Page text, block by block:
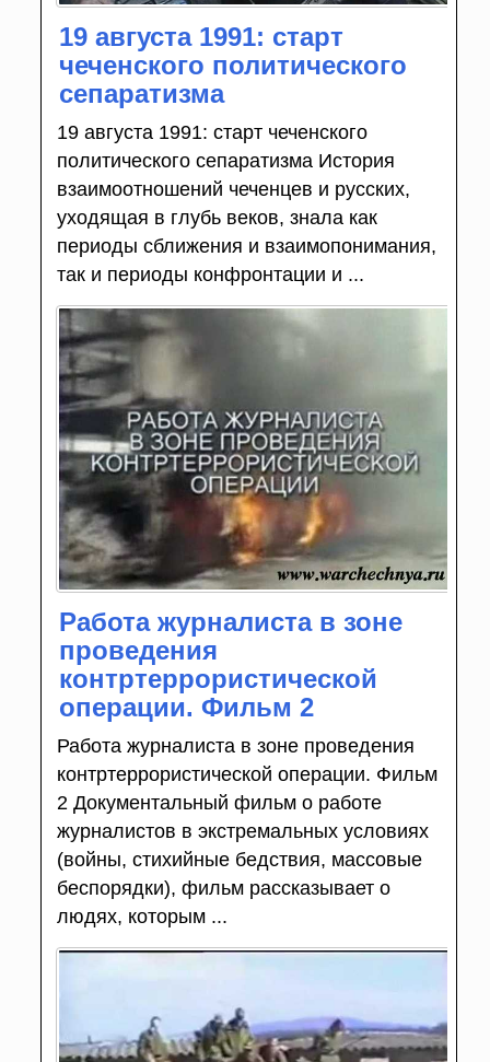
19 августа 1991: старт
чеченского политического
сепаратизма
19 августа 1991: старт чеченского
политического сепаратизма История
взаимоотношений чеченцев и русских,
уходящая в глубь веков, знала как
периоды сближения и взаимопонимания,
так и периоды конфронтации и ...
Работа журналиста в зоне
проведения
контртеррористической
операции. Фильм 2
Работа журналиста в зоне проведения
контртеррористической операции. Фильм
2 Документальный фильм о работе
журналистов в экстремальных условиях
(войны, стихийные бедствия, массовые
беспорядки), фильм рассказывает о
людях, которым ...